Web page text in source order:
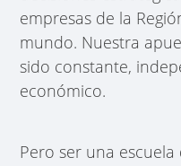
empresas de la
mundo. Nuestra
sido constante,
económico.
Pero ser una